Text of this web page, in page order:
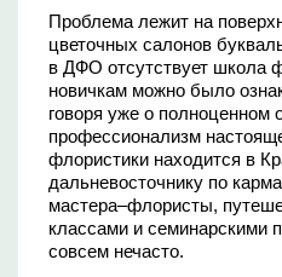
Проблема лежит на
цветочных салонов
в ДФО отсутствует школа
новичкам можно было
говоря уже о полноценном
профессионализм
флористики находится в
дальневосточнику по
мастера–флористы,
классами и семинарскими
совсем нечасто.